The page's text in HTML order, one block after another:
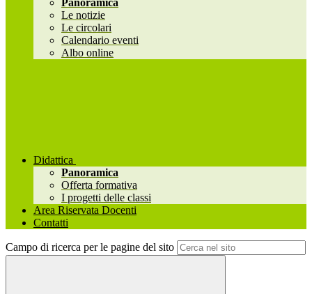
Panoramica
Le notizie
Le circolari
Calendario eventi
Albo online
Didattica
Panoramica
Offerta formativa
I progetti delle classi
Area Riservata Docenti
Contatti
Campo di ricerca per le pagine del sito